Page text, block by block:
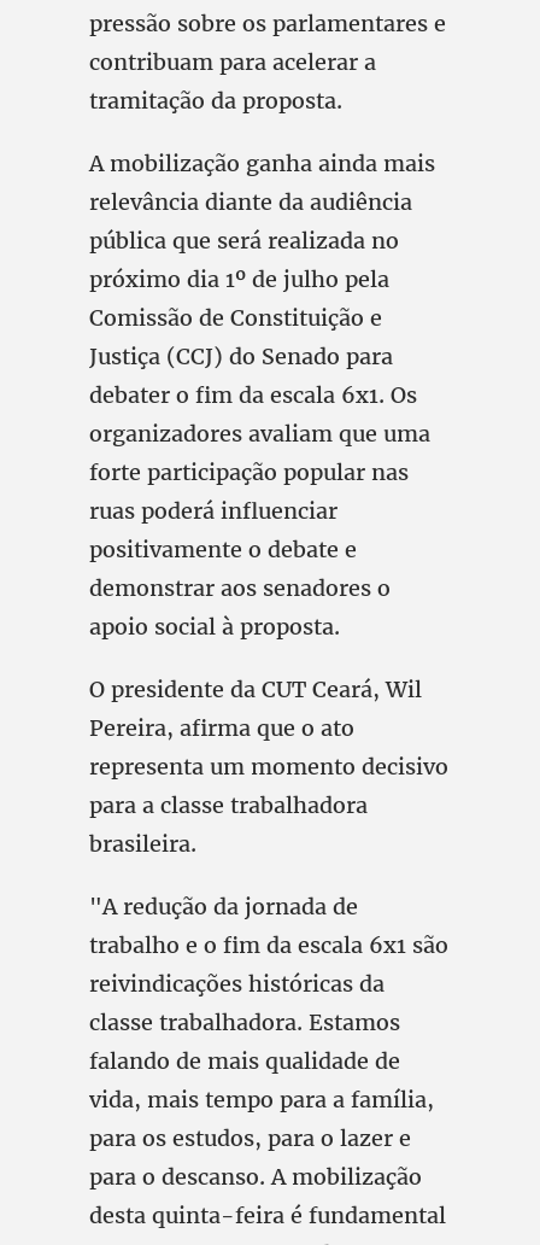
pressão sobre os parlamentares e
contribuam para acelerar a
tramitação da proposta.
A mobilização ganha ainda mais
relevância diante da audiência
pública que será realizada no
próximo dia 1º de julho pela
Comissão de Constituição e
Justiça (CCJ) do Senado para
debater o fim da escala 6x1. Os
organizadores avaliam que uma
forte participação popular nas
ruas poderá influenciar
positivamente o debate e
demonstrar aos senadores o
apoio social à proposta.
O presidente da CUT Ceará, Wil
Pereira, afirma que o ato
representa um momento decisivo
para a classe trabalhadora
brasileira.
"A redução da jornada de
trabalho e o fim da escala 6x1 são
reivindicações históricas da
classe trabalhadora. Estamos
falando de mais qualidade de
vida, mais tempo para a família,
para os estudos, para o lazer e
para o descanso. A mobilização
desta quinta-feira é fundamental